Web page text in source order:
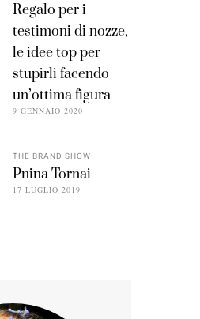
Regalo per i
testimoni di nozze,
le idee top per
stupirli facendo
un’ottima figura
9 GENNAIO 2020
THE BRAND SHOW
Pnina Tornai
17 LUGLIO 2019